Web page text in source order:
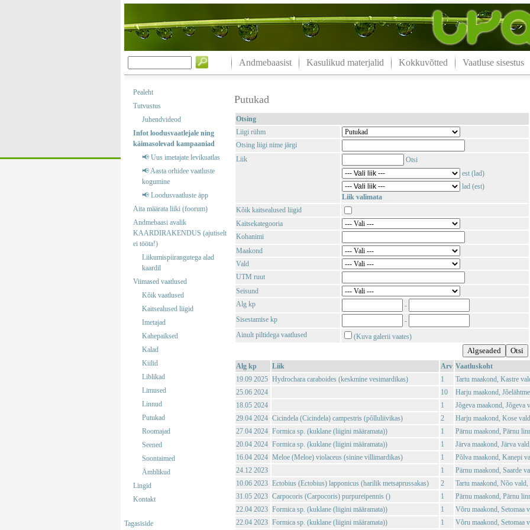
Andmebaasist Kasulikud materjalid Kokkuvõtted Vaatluse sisestus
Pealeht
Tutvustus
Juhendvideod
Infot loodusvaatlejale ning
käimasolevad kampaaniad
📢 Uus imetajate levikuatlas
📢 Aasta orhidee vaatluste
kogumine
📢 Loodusvaatluste äpp
Aita määrata liiki (foorum)
Andmebaasi avalik
KAARDIRAKENDUS (ajutiselt
ei tööta!)
Liikumispiirangutega alad
kaardil
Viimased vaatlused
Kõik vaatlused
Kaitsealused liigid
Imetajad
Kahepaiksed
Kalad
Kiilid
Liblikad
Limused
Linnud
Putukad
Roomajad
Seened
Soontaimed
Ämblikud
Lingid
Kontakt
Tagasiside
Putukad
Otsing
Liigi rühm
Otsing liigi nime järgi
Liik
Otsi
est (lad)
lad (est)
Liik valimata
Kõik kaitsealused liigid
Kaitsekategooria
Kohanimi
Maakond
Vald
UTM ruut
Seisund
Alg kp
-
Sisestamise kp
-
Ainult piltidega vaatlused
(Kuva galerii vaates)
Alg kp Liik Arv Vaatluskoht
19.09 2025 Hydrochara caraboides (keskmine vesimardikas) 1
Tartu maakond, Kastre
25.06 2024
10
Harju maakond,
18.05 2024
1
Jõgeva maakond, Jõgeva
29.04 2024 Cicindela (Cicindela) campestris (põlluliivikas) 2
Harju maakond, Kose
27.04 2024 Formica sp. (kuklane (liigini määramata)) 1
Pärnu maakond, Pärnu
20.04 2024 Formica sp. (kuklane (liigini määramata)) 1
Järva maakond, Järva
16.04 2024 Meloe (Meloe) violaceus (sinine villimardikas) 1
Põlva maakond, Kanepi
24.12 2023
1
Pärnu maakond, Saarde
10.06 2023 Ectobius (Ectobius) lapponicus (harilik metsaprussakas) 2
Tartu maakond, Nõo
31.05 2023 Carpocoris (Carpocoris) purpureipennis () 1
Pärnu maakond, Pärnu
22.04 2023 Formica sp. (kuklane (liigini määramata)) 1
Võru maakond, Setomaa
22.04 2023 Formica sp. (kuklane (liigini määramata)) 1 Võru maakond, Setomaa